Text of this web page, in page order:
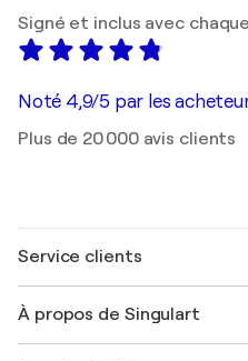
Signé et inclus avec
Noté 4,9/5 par les
Plus de 20 000 avis clients
Service clients
Expédition
À propos de Singulart